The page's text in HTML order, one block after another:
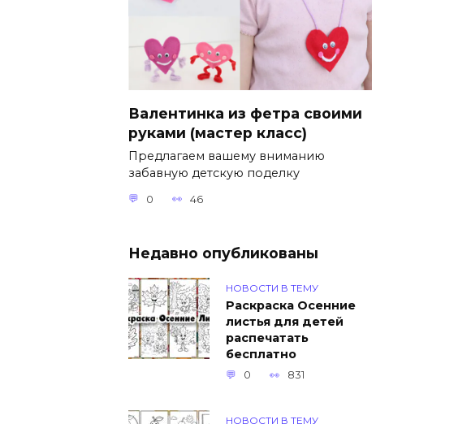
Валентинка из фетра своими
руками (мастер класс)
Предлагаем вашему вниманию
забавную детскую поделку
0 46
Недавно опубликованы
НОВОСТИ В ТЕМУ
Раскраска Осенние
листья для детей
распечатать
бесплатно
0 831
НОВОСТИ В ТЕМУ